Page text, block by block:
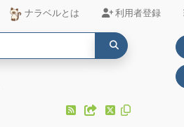
ナラベルとは 利用者登録